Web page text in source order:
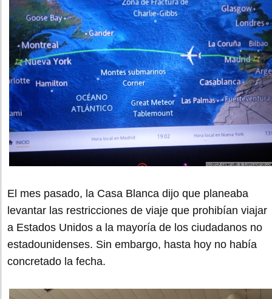
El mes pasado, la Casa Blanca dijo que planeaba
levantar las restricciones de viaje que prohibían viajar
a Estados Unidos a la mayoría de los ciudadanos no
estadounidenses. Sin embargo, hasta hoy no había
concretado la fecha.